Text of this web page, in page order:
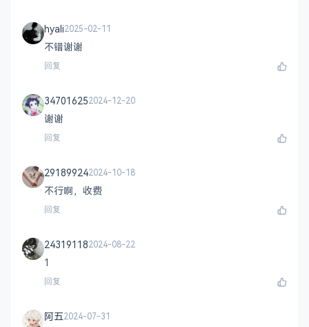
hyali2025-02-11
不错谢谢
回复
347016252024-12-20
谢谢
回复
291899242024-10-18
不行啊，收费
回复
243191182024-08-22
1
回复
阿五2024-07-31